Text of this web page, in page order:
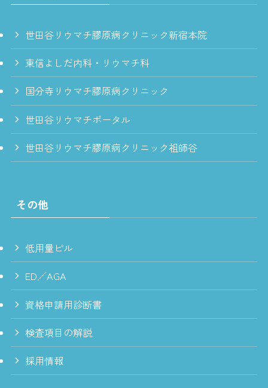
世田谷リウマチ膠原病クリニック新宿本院
東信よしだ内科・リウマチ科
国分寺リウマチ膠原病クリニック
世田谷リウマチポータル
世田谷リウマチ膠原病クリニック祖師谷
その他
低用量ピル
ED／AGA
資格申請用診断書
検査項目の解説
採用情報